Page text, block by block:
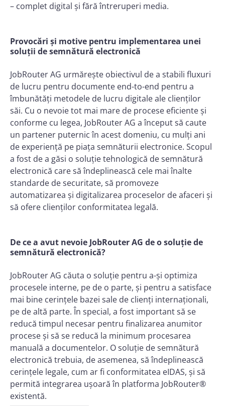
– complet digital și fără întreruperi media.
Provocări și motive pentru implementarea unei
soluții de semnătură electronică
JobRouter AG urmărește obiectivul de a stabili fluxuri
de lucru pentru documente end-to-end pentru a
îmbunătăți metodele de lucru digitale ale clienților
săi. Cu o nevoie tot mai mare de procese eficiente și
conforme cu legea, JobRouter AG a început să caute
un partener puternic în acest domeniu, cu mulți ani
de experiență pe piața semnăturii electronice. Scopul
a fost de a găsi o soluție tehnologică de semnătură
electronică care să îndeplinească cele mai înalte
standarde de securitate, să promoveze
automatizarea și digitalizarea proceselor de afaceri și
să ofere clienților conformitatea legală.
De ce a avut nevoie JobRouter AG de o soluție de
semnătură electronică?
JobRouter AG căuta o soluție pentru a-și optimiza
procesele interne, pe de o parte, și pentru a satisface
mai bine cerințele bazei sale de clienți internaționali,
pe de altă parte. În special, a fost important să se
reducă timpul necesar pentru finalizarea anumitor
procese și să se reducă la minimum procesarea
manuală a documentelor. O soluție de semnătură
electronică trebuia, de asemenea, să îndeplinească
cerințele legale, cum ar fi conformitatea eIDAS, și să
permită integrarea ușoară în platforma JobRouter®
existentă.